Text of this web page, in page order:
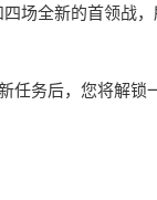
场全新的首领战
任务后，您将解锁